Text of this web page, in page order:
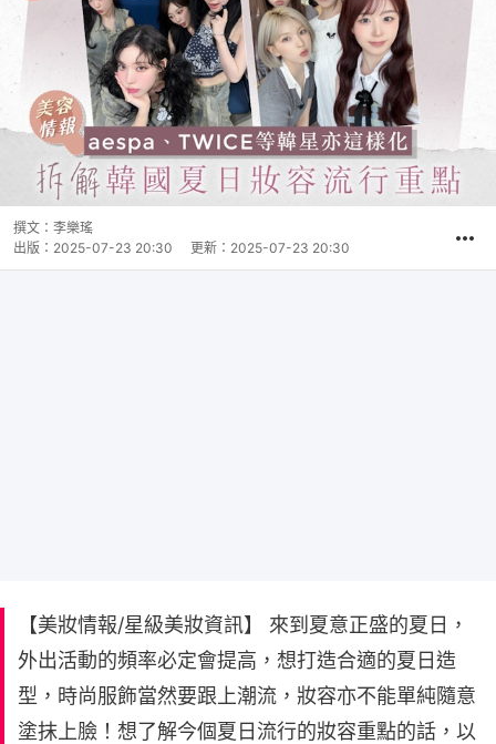
撰文： 李樂瑤
出版： 2025-07-23 20:30 更新： 2025-07-23 20:30
【美妝情報/星級美妝資訊】 來到夏意正盛的夏日，
外出活動的頻率必定會提高，想打造合適的夏日造
型，時尚服飾當然要跟上潮流，妝容亦不能單純隨意
塗抹上臉！想了解今個夏日流行的妝容重點的話，以